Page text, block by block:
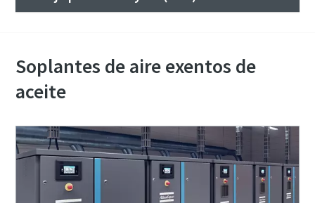
Soplantes de aire exentos de
aceite